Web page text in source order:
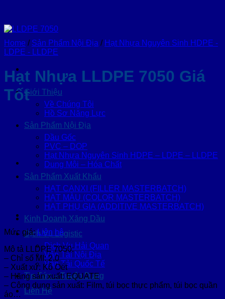
Giới Thiệu
Về Chúng Tôi
Hồ Sơ Năng Lực
Sản Phẩm Nội Địa
Dầu Gốc
PVC – DOP
Hạt Nhựa Nguyên Sinh HDPE – LDPE – LLDPE
Dung Môi – Hóa Chất
Sản Phẩm Xuất Khẩu
HẠT CANXI (FILLER MASTERBATCH)
HẠT MÀU (COLOR MASTERBATCH)
HẠT PHỤ GIA (ADDITIVE MASTERBATCH)
Kinh Doanh Xăng Dầu
Dịch Vụ Logistic
Dịch Vụ Hải Quan
Vận Tải Nội Địa
Vận Tải Quốc Tế
Tin Tức – Tuyển Dụng
Liên Hệ
Home / Sản Phẩm Nội Địa / Hạt Nhựa Nguyên Sinh HDPE -
LDPE - LLDPE
Hạt Nhựa LLDPE 7050 Giá
Tốt
Mức giá:Liên hệ
Mô tả LLDPE 7050:
– Chỉ số MI: 2.0
– Xuất xứ: Kô Oét
– Hãng sản xuất: EQUATE
– Công dụng sản xuất: Film, túi bọc thực phẩm, túi bọc quần
áo…